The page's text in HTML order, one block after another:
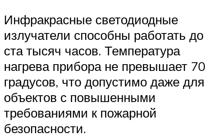
Инфракрасные светодиодные
излучатели способны работать до
ста тысяч часов. Температура
нагрева прибора не превышает 70
градусов, что допустимо даже для
объектов с повышенными
требованиями к пожарной
безопасности.